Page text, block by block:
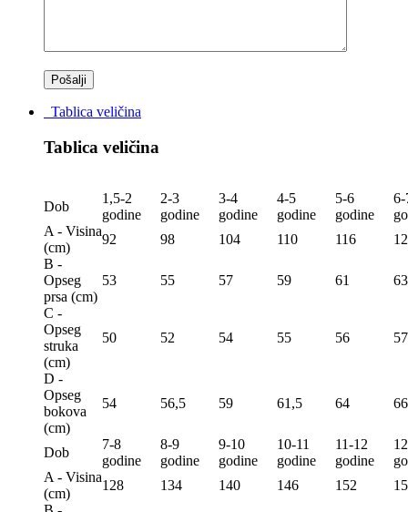
Tablica veličina
Tablica veličina
Dob
1,5-2
godine
2-3
godine
3-4
godine
4-5
godine
5-6
godine
6-
A - Visina
(сm)
92 98 104 110 116
B -
Opseg
prsa (сm)
53 55 57 59 61 63
C -
Opseg
struka
(сm)
50 52 54 55 56 57
D -
Opseg
bokova
(сm)
54 56,5 59 61,5 64 66
Dob
7-8
godine
8-9
godine
9-10
godine
10-11
godine
11-12
godine
A - Visina
(сm)
128 134 140 146 152